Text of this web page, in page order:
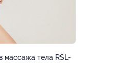
массажа тела RSL-